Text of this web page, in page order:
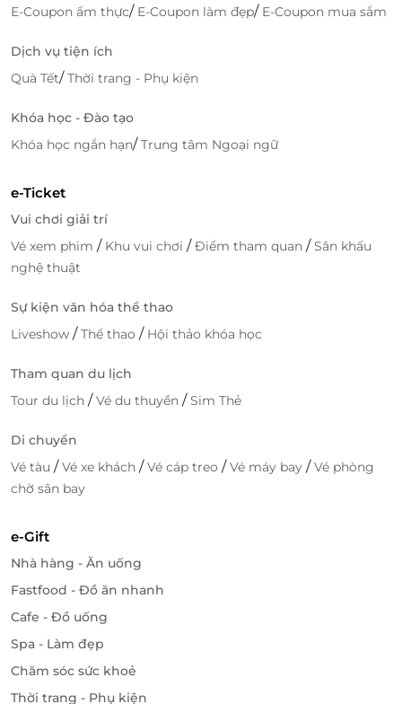
hình thức.
24/7.
Hàng ngàn khách hàng đã lựa chọn LifeLink như
một người bạn đồng hành tin cậy trong hành trình
tìm kiếm trải nghiệm chất lượng với chi phí hợp lý.
toàn với gói
Bath, Spa & Beach Club
voucher giảm giá
siêu hấp dẫn và trải nghiệm
thư giãn giữa thiên nhiên tuyệt mỹ của Phú Quốc!
E-Coupon ẩm thực/ E-Coupon làm đẹp/ E-Coupon mua sắm
Dịch vụ tiện ích
Quà Tết/Thời trang - Phụ kiện
Khóa học - Đào tạo
Khóa học ngắn hạn/Trung tâm Ngoại ngữ
e-Ticket
Vui chơi giải trí
Vé xem phim / Khu vui chơi /Điểm tham quan /Sân khấu
nghệ thuật
Sự kiện văn hóa thể thao
Liveshow /Thể thao / Hội thảo khóa học
Tham quan du lịch
Tour du lịch /Vé du thuyền /Sim Thẻ
Di chuyển
Vé tàu /Vé xe khách /Vé cáp treo /Vé máy bay /Vé phòng
chờ sân bay
e-Gift
Nhà hàng - Ăn uống
Fastfood - Đồ ăn nhanh
Cafe - Đồ uống
Spa - Làm đẹp
Chăm sóc sức khoẻ
Thời trang - Phụ kiện